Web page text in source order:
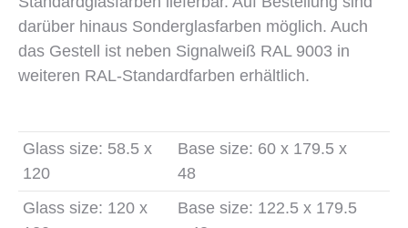
darüber hinaus Sonderglasfarben möglich. Auch
das Gestell ist neben Signalweiß RAL 9003 in
weiteren RAL-Standardfarben erhältlich.
Glass size: 58.5 x
120
Base size: 60 x 179.5 x
48
Glass size: 120 x
Base size: 122.5 x 179.5